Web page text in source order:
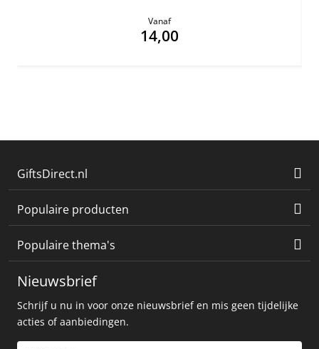
Vanaf
14,00
GiftsDirect.nl
Populaire producten
Populaire thema's
Nieuwsbrief
Schrijf u nu in voor onze nieuwsbrief en mis geen tijdelijke
acties of aanbiedingen.